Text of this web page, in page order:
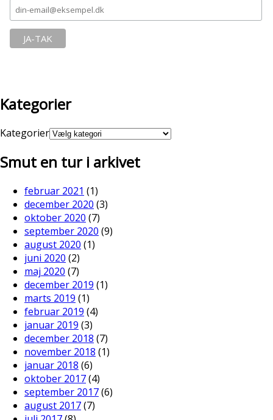
Kategorier
Kategorier
Smut en tur i arkivet
februar 2021 (1)
december 2020 (3)
oktober 2020 (7)
september 2020 (9)
august 2020 (1)
juni 2020 (2)
maj 2020 (7)
december 2019 (1)
marts 2019 (1)
februar 2019 (4)
januar 2019 (3)
december 2018 (7)
november 2018 (1)
januar 2018 (6)
oktober 2017(4)
september 2017(6)
august 2017(7)